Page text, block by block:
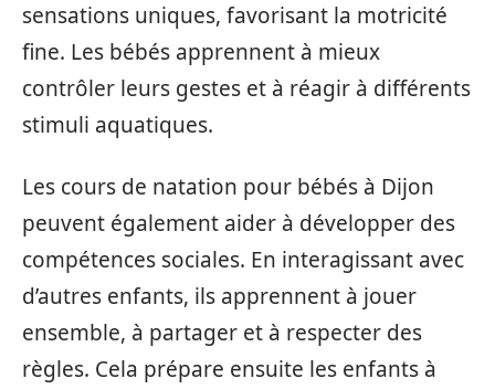
sensations uniques, favorisant la motricité
fine. Les bébés apprennent à mieux
contrôler leurs gestes et à réagir à différents
stimuli aquatiques.
Les cours de natation pour bébés à Dijon
peuvent également aider à développer des
compétences sociales. En interagissant avec
d’autres enfants, ils apprennent à jouer
ensemble, à partager et à respecter des
règles. Cela prépare ensuite les enfants à